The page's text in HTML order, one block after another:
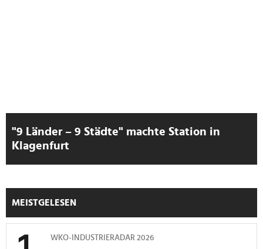
"9 Länder – 9 Städte" machte Station in
Klagenfurt
MEISTGELESEN
WKO-INDUSTRIERADAR 2026